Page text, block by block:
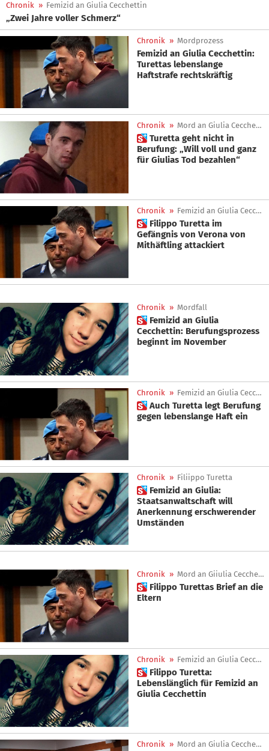
Chronik » Femizid an Giulia Cecchettin
„Zwei Jahre voller Schmerz“
Chronik » Mordprozess
Femizid an Giulia Cecchettin:
Turettas lebenslange
Haftstrafe rechtskräftig
Chronik » Mord an Giulia Cecchettin
 Turetta geht nicht in
Berufung: „Will voll und ganz
für Giulias Tod bezahlen“
Chronik » Femizid an Giulia Cecchettin
 Filippo Turetta im
Gefängnis von Verona von
Mithäftling attackiert
Chronik » Mordfall
 Femizid an Giulia
Cecchettin: Berufungsprozess
beginnt im November
Chronik » Femizid an Giulia Cecchettin
 Auch Turetta legt Berufung
gegen lebenslange Haft ein
Chronik » Filiippo Turetta
 Femizid an Giulia:
Staatsanwaltschaft will
Anerkennung erschwerender
Umständen
Chronik » Mord an Giiulia Cecchettin
 Filippo Turettas Brief an die
Eltern
Chronik » Femizid an Giulia Cecchettin
 Filippo Turetta:
Lebenslänglich für Femizid an
Giulia Cecchettin
Chronik » Mord an Giulia Cecchettin